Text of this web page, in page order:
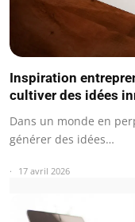
Inspiration
cultiver des idées
Dans un monde en
générer des idées…
17 avril 2026